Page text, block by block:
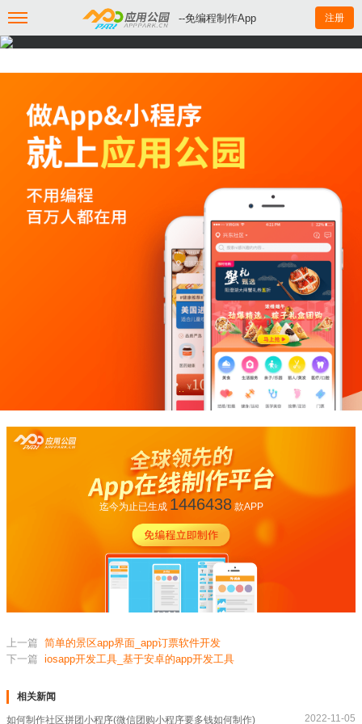
--免编程制作App 注册
迄今为止已生成 1446438款APP
上一篇 简单的景区app界面_app订票软件开发
下一篇 iosapp开发工具_基于安卓的app开发工具
相关新闻
如何制作社区拼团小程序(微信团购小程序要多钱如何制作) 2022-11-05